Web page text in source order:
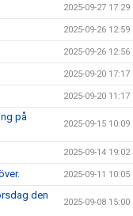
2025-09-27 17:29
2025-09-26 12:59
2025-09-26 12:56
2025-09-20 17:17
2025-09-20 11:17
på
2025-09-15 10:09
2025-09-14 19:02
2025-09-11 10:05
den
2025-09-08 15:00